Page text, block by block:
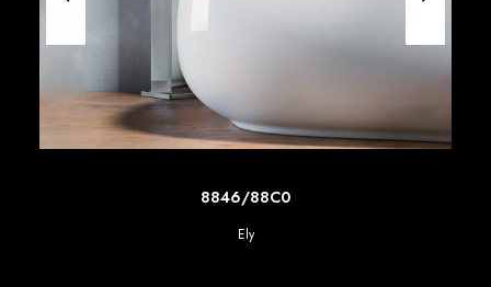
SCOPRI DI PIU'
8846/88C0
Ely